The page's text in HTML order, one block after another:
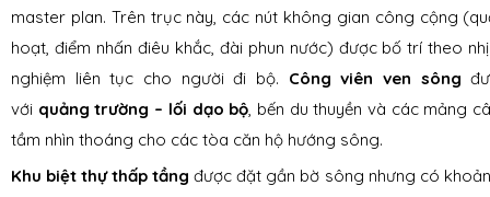
master plan. Trên trục này, các nút không gian công cộng
hoạt, điểm nhấn điêu khắc, đài phun nước) được bố trí theo
nghiệm liên tục cho người đi bộ. Công viên ven sông
với quảng trường – lối dạo bộ, bến du thuyền và các mảng
tầm nhìn thoáng cho các tòa căn hộ hướng sông.
Khu biệt thự thấp tầng được đặt gần bờ sông nhưng có